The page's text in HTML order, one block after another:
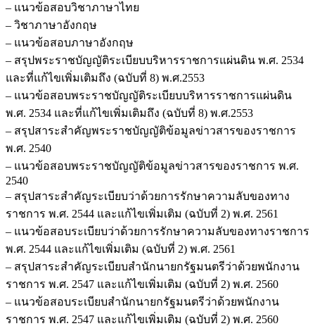
– แนวข้อสอบวิชาภาษาไทย
– วิชาภาษาอังกฤษ
– แนวข้อสอบภาษาอังกฤษ
– สรุปพระราชบัญญัติระเบียบบริหารราชการแผ่นดิน พ.ศ. 2534
และที่แก้ไขเพิ่มเติมถึง (ฉบับที่ 8) พ.ศ.2553
– แนวข้อสอบพระราชบัญญัติระเบียบบริหารราชการแผ่นดิน
พ.ศ. 2534 และที่แก้ไขเพิ่มเติมถึง (ฉบับที่ 8) พ.ศ.2553
– สรุปสาระสำคัญพระราชบัญญัติข้อมูลข่าวสารของราชการ
พ.ศ. 2540
– แนวข้อสอบพระราชบัญญัติข้อมูลข่าวสารของราชการ พ.ศ.
2540
– สรุปสาระสำคัญระเบียบว่าด้วยการรักษาความลับของทาง
ราชการ พ.ศ. 2544 และแก้ไขเพิ่มเติม (ฉบับที่ 2) พ.ศ. 2561
– แนวข้อสอบระเบียบว่าด้วยการรักษาความลับของทางราชการ
พ.ศ. 2544 และแก้ไขเพิ่มเติม (ฉบับที่ 2) พ.ศ. 2561
– สรุปสาระสำคัญระเบียบสำนักนายกรัฐมนตรีว่าด้วยพนักงาน
ราชการ พ.ศ. 2547 และแก้ไขเพิ่มเติม (ฉบับที่ 2) พ.ศ. 2560
– แนวข้อสอบระเบียบสำนักนายกรัฐมนตรีว่าด้วยพนักงาน
ราชการ พ.ศ. 2547 และแก้ไขเพิ่มเติม (ฉบับที่ 2) พ.ศ. 2560